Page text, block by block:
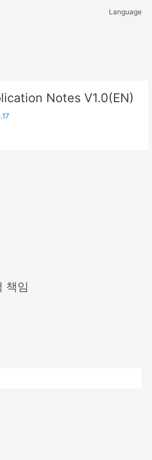
Language
Notes V1.0(EN)
책임